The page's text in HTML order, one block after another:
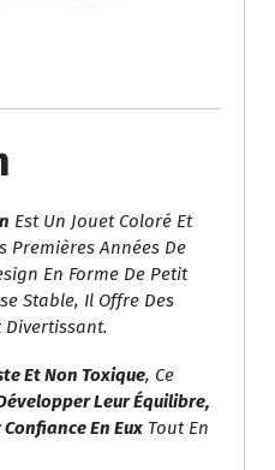
Est Un Jouet Coloré Et
Premières Années De
En Forme De Petit
Stable, Il Offre Des
Divertissant.
Et Non Toxique, Ce
Leur Équilibre,
En Eux Tout En